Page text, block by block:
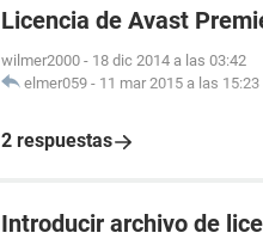
Licencia de Avast
wilmer2000 - 18 dic 2014 a las 03:42
elmer059 - 11 mar 2015 a las 15:23
2 respuestas
Introducir archivo de